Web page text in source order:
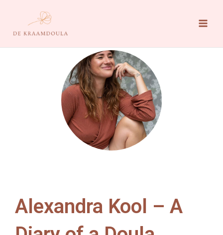
inhoud
Alexandra Kool – A